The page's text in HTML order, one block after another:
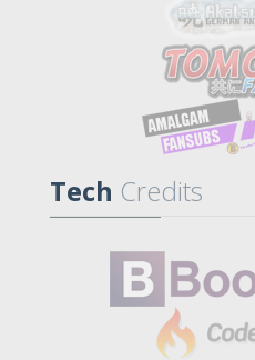
Tech Credits